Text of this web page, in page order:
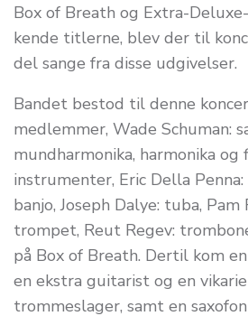
Box of Breath og Extra-
kende titlerne, blev der til
del sange fra disse udgivelser.
Bandet bestod til denne
medlemmer, Wade Schuman:
mundharmonika, harmonika
instrumenter, Eric Della
banjo, Joseph Dalye: tuba, Pam
trompet, Reut Regev:
på Box of Breath. Dertil kom
en ekstra guitarist og en
trommeslager, samt en